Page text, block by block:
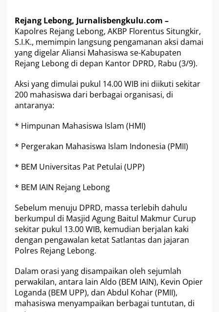
a
n
A
k
s
i
a
m
a
a
i
i
K
n
t
D
P
R
D
Rejang Lebong, Jurnalisbengkulu.com –
Kapolres Rejang Lebong, AKBP Florentus Situngkir,
S.I.K., memimpin langsung pengamanan aksi damai
yang digelar Aliansi Mahasiswa se-Kabupaten
Rejang Lebong di depan Kantor DPRD, Rabu (3/9).
Aksi yang dimulai pukul 14.00 WIB ini diikuti sekitar
200 mahasiswa dari berbagai organisasi, di
antaranya:
* Himpunan Mahasiswa Islam (HMI)
* Pergerakan Mahasiswa Islam Indonesia (PMII)
* BEM Universitas Pat Petulai (UPP)
* BEM IAIN Rejang Lebong
Sebelum menuju DPRD, massa terlebih dahulu
berkumpul di Masjid Agung Baitul Makmur Curup
sekitar pukul 13.00 WIB, kemudian berjalan kaki
dengan pengawalan ketat Satlantas dan jajaran
Polres Rejang Lebong.
Dalam orasi yang disampaikan oleh sejumlah
perwakilan, antara lain Aldo (BEM IAIN), Kevin Opier
Loganda (BEM UPP), dan Abdul Kohar (PMII),
mahasiswa menyampaikan berbagai tuntutan, di